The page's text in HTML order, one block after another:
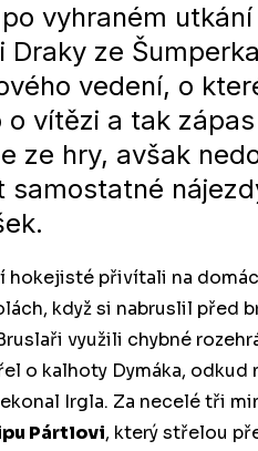
vyhraném
Draky ze
vedení, o
o vítězi a tak
ze hry, avšak
samostatné
přivítali na
když si nabruslil před
využili chybné
o kalhoty Dymáka, odkud
Irgla. Za necelé tři
Pártlovi, který střelou